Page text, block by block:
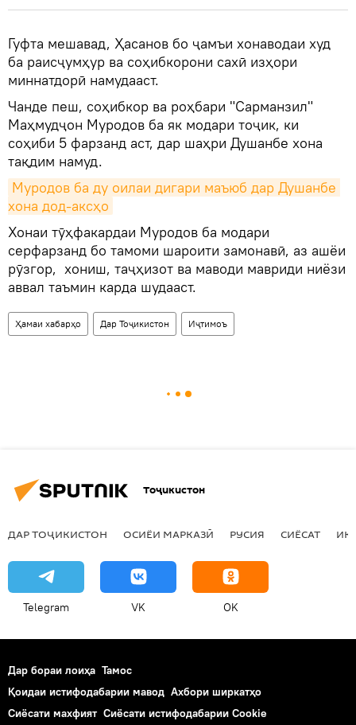
Гуфта мешавад, Ҳасанов бо ҷамъи хонаводаи худ
ба раисҷумҳур ва соҳибкорони сахӣ изҳори
миннатдорӣ намудааст.
Чанде пеш, соҳибкор ва роҳбари "Сарманзил"
Маҳмудҷон Муродов ба як модари тоҷик, ки
соҳиби 5 фарзанд аст, дар шаҳри Душанбе хона
тақдим намуд.
Муродов ба ду оилаи дигари маъюб дар Душанбе
хона дод-аксҳо
Хонаи тӯҳфакардаи Муродов ба модари
серфарзанд бо тамоми шароити замонавӣ, аз ашёи
рӯзгор, хониш, таҷҳизот ва маводи мавриди ниёзи
аввал таъмин карда шудааст.
Ҳамаи хабарҳо Дар Тоҷикистон Иҷтимоъ
Тоҷикистон
ДАР ТОҶИКИСТОН ОСИЁИ МАРКАЗӢ РУСИЯ СИЁСАТ
Telegram VK OK
Дар бораи лоиҳа Тамос
Қоидаи истифодабарии мавод Ахбори ширкатҳо
Сиёсати махфият Сиёсати истифодабарии Cookie